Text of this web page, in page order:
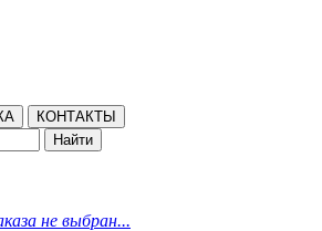
КОНТАКТЫ
Найти
не выбран...